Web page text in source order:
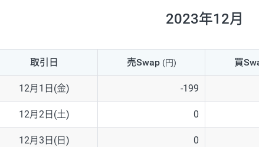
AUD/USD
NZD/USD 41円
EUR/GBP 71円
EUR/AUD 103円
2023年12月
取引日 売Swap (円) 買
12月1日(金) -199
12月2日(土) 0
12月3日(日) 0